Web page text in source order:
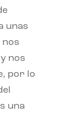
unas
nos
nos
por lo
una